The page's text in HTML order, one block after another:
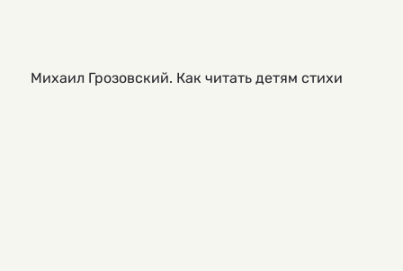
Михаил Грозовский. Как читать детям стихи